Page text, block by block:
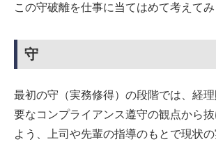
この守破離を仕事に当てはめて考えてみ
守
最初の守（実務修得）の段階では、経
要なコンプライアンス遵守の観点から
よう、上司や先輩の指導のもとで現状